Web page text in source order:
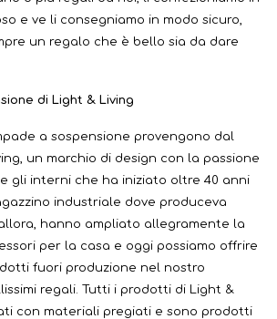
e ve li consegniamo in modo sicuro,
un regalo che è bello sia da dare
di Light & Living
a sospensione provengono dal
un marchio di design con la passione
gli interni che ha iniziato oltre 40 anni
industriale dove produceva
hanno ampliato allegramente la
per la casa e oggi possiamo offrire
fuori produzione nel nostro
regali. Tutti i prodotti di Light &
con materiali pregiati e sono prodotti